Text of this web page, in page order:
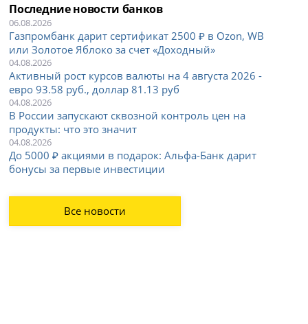
Последние новости банков
06.08.2026
Газпромбанк дарит сертификат 2500 ₽ в Ozon, WB
или Золотое Яблоко за счет «Доходный»
04.08.2026
Активный рост курсов валюты на 4 августа 2026 -
евро 93.58 руб., доллар 81.13 руб
04.08.2026
В России запускают сквозной контроль цен на
продукты: что это значит
04.08.2026
До 5000 ₽ акциями в подарок: Альфа-Банк дарит
бонусы за первые инвестиции
Все новости